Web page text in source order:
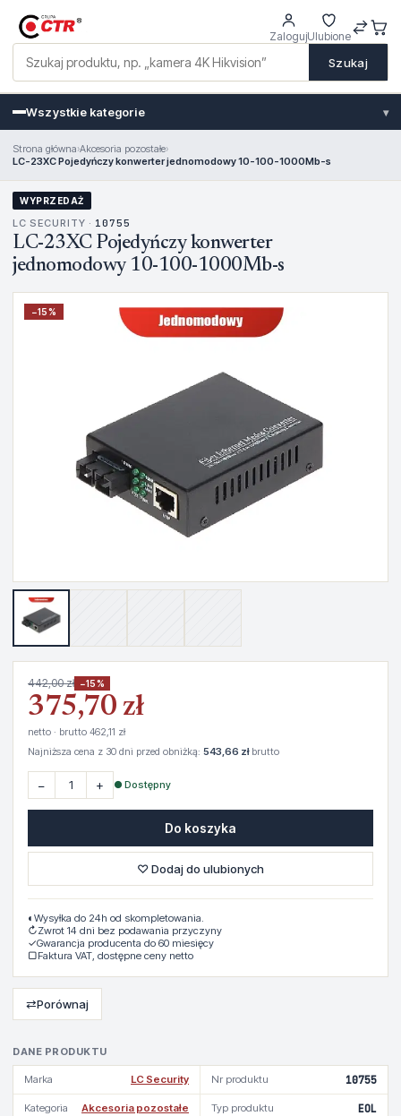
Szukaj
ZalogujUlubione
Wszystkie kategorie ▾
Strona główna›Akcesoria pozostałe›
LC-23XC Pojedyńczy konwerter jednomodowy 10-100-1000Mb-s
WYPRZEDAŻ
LC SECURITY · 10755
LC-23XC Pojedyńczy konwerter
jednomodowy 10-100-1000Mb-s
−15%
DANE PRODUKTU
Marka LC Security Nr produktu 10755
Kategoria Akcesoria pozostałe Typ produktu EOL
442,00 zł −15%
375,70 zł
netto · brutto 462,11 zł
Najniższa cena z 30 dni przed obniżką: 543,66 złbrutto
− + ● Dostępny
Do koszyka
♡ Dodaj do ulubionych
◐ Wysyłka do 24h od skompletowania.
↻Zwrot 14 dni bez podawania przyczyny
✓Gwarancja producenta do 60 miesięcy
▢Faktura VAT, dostępne ceny netto
⇄Porównaj